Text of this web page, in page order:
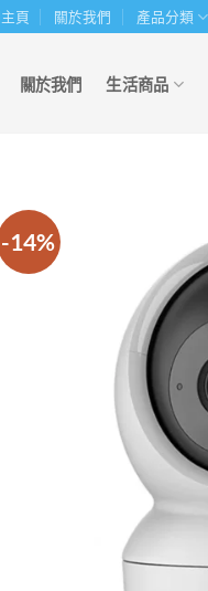
頁 關於我們 產品分類
關於我們 生活商品
-14%